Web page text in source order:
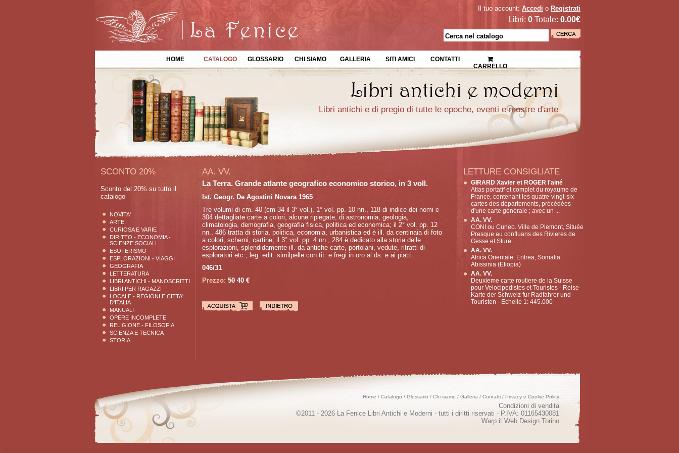
Il tuo account: Accedi o Registrati
Libri: 0 Totale: 0.00€
HOME CATALOGO GLOSSARIO CHI SIAMO GALLERIA SITI AMICI
CONTATTI
CARRELLO
Libri antichi e di pregio di tutte le epoche, eventi e mostre d'arte
SCONTO 20%
Sconto del 20% su tutto il
catalogo
NOVITA'
ARTE
CURIOSA E VARIE
DIRITTO - ECONOMIA -
SCIENZE SOCIALI
ESOTERISMO
ESPLORAZIONI - VIAGGI
GEOGRAFIA
LETTERATURA
LIBRI ANTICHI - MANOSCRITTI
LIBRI PER RAGAZZI
LOCALE - REGIONI E CITTA'
D'ITALIA
MANUALI
OPERE INCOMPLETE
RELIGIONE - FILOSOFIA
SCIENZA E TECNICA
STORIA
AA. VV.
La Terra. Grande atlante geografico economico storico, in 3 voll.
Ist. Geogr. De Agostini Novara 1965
Tre volumi di cm. 40 (cm 34 il 3° vol.), 1° vol. pp. 10 nn., 118 di indice dei nomi e
304 dettagliate carte a colori, alcune ripiegate, di astronomia, geologia,
climatologia, demografia, geografia fisica, politica ed economica; il 2° vol. pp. 12
nn., 486 tratta di storia, politica, economia, urbanistica ed è ill. da centinaia di foto
a colori, schemi, cartine; il 3° vol. pp. 4 nn., 284 è dedicato alla storia delle
esplorazioni, splendidamente ill. da antiche carte, portolani, vedute, ritratti di
esploratori etc.; leg. edit. similpelle con tit. e fregi in oro al ds. e ai piatti.
046/31
Prezzo: 50 40 €
LETTURE CONSIGLIATE
GIRARD Xavier et ROGER l'ainé
Atlas portatif et complet du royaume de
France, contenant les quatre-vingt-six
cartes des départements, précédées
d'une carte générale ; avec un ...
AA. VV.
CONI ou Cuneo. Ville de Piemont, Située
Presque au confluans des Rivieres de
Gesse et Sture...
AA. VV.
Africa Orientale: Eritrea,.Somalia.
Abissinia (Etiopia)
AA. VV.
Deuxieme carte routiere de la Suisse
pour Velocipedistes et Touristes - Reise-
Karte der Schweiz fur Radfahrer und
Touristen - Echelle 1: 445.000
Home / Catalogo / Glossario / Chi siamo / Galleria / Contatti / Privacy e Cookie Policy
Condizioni di vendita
©2011 - 2026 La Fenice Libri Antichi e Moderni - tutti i diritti riservati - P.IVA: 01165430081
Warp.it Web Design Torino